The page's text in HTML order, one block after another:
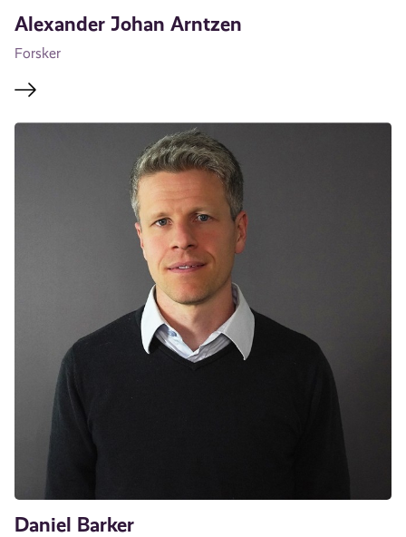
Alexander Johan Arntzen
Forsker
Daniel Barker